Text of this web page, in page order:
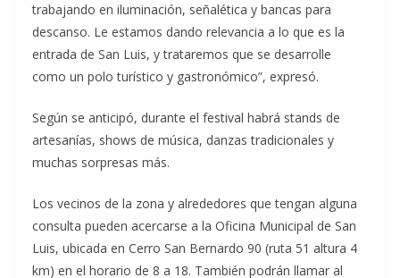
trabajando en iluminación, señalética y bancas para
descanso. Le estamos dando relevancia a lo que es la
entrada de San Luis, y trataremos que se desarrolle
como un polo turístico y gastronómico”, expresó.
Según se anticipó, durante el festival habrá stands de
artesanías, shows de música, danzas tradicionales y
muchas sorpresas más.
Los vecinos de la zona y alrededores que tengan alguna
consulta pueden acercarse a la Oficina Municipal de San
Luis, ubicada en Cerro San Bernardo 90 (ruta 51 altura 4
km) en el horario de 8 a 18. También podrán llamar al